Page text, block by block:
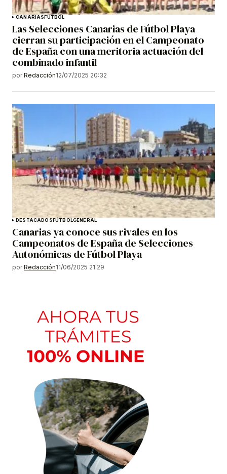
CANARIAS FÚTBOL
Las Selecciones Canarias de Fútbol Playa
cierran su participación en el Campeonato
de España con una meritoria actuación del
combinado infantil
por Redacción12/07/2025 20:32
DESTACADOSFÚTBOLGENERAL
Canarias ya conoce sus rivales en los
Campeonatos de España de Selecciones
Autonómicas de Fútbol Playa
por Redacción11/06/2025 21:29